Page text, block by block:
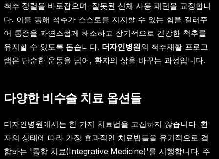
척추 정렬을 바로잡으며, 잘못된 신체 사용 패턴을 교정합니
다. 이를 통해 척추가 스스로를 지지할 수 있는 힘을 길러주
어 통증을 자연스럽게 해소하고 장기적으로 건강한 척추를
유지할 수 있도록 돕습니다. 더자인병원의 척추재활 프로그
램은 단순한 운동을 넘어, 환자의 삶을 바꾸는 과정입니다.
다양한 비수술 치료 옵션들
더자인병원에서는 한 가지 치료법을 고집하지 않습니다. 환
자의 상태에 따라 가장 효과적인 치료법들을 유기적으로 결
합하는 '통합 치료(Integrative Medicine)'를 시행합니다. 주